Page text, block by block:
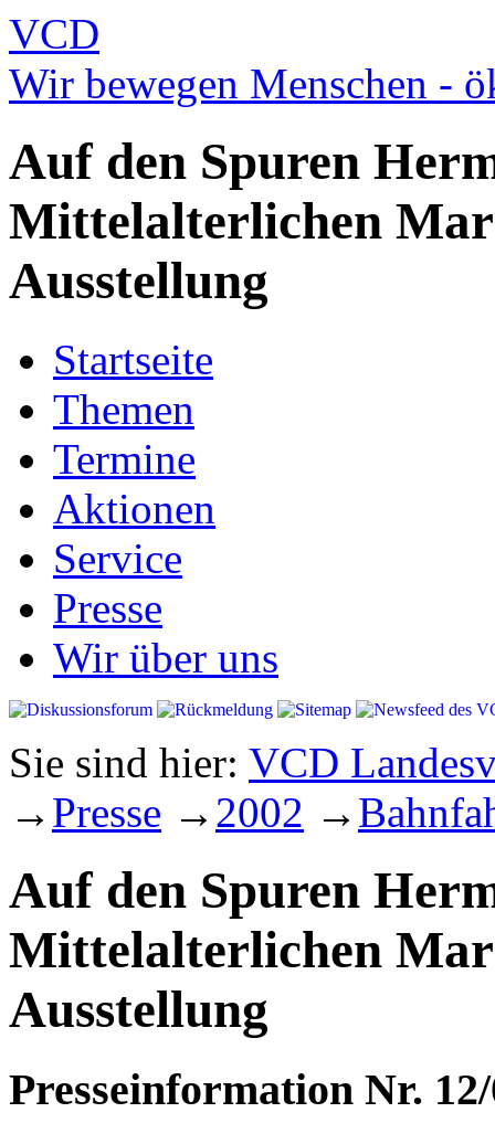
VCD
Wir bewegen Menschen -
Auf den Spuren
Mittelalterlichen
Ausstellung
Startseite
Themen
Termine
Aktionen
Service
Presse
Wir über uns
Sie sind hier: VCD
→ Presse → 2002 →
Auf den Spuren
Mittelalterlichen
Ausstellung
Presseinformation Nr.